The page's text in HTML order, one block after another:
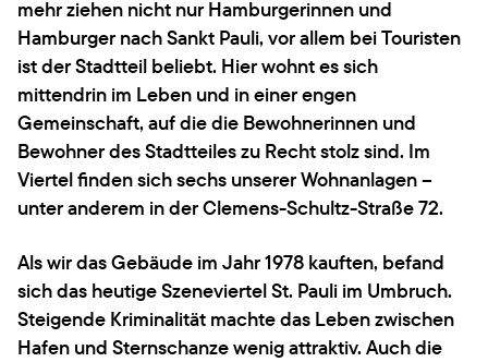
mehr ziehen nicht nur Hamburgerinnen und
Hamburger nach Sankt Pauli, vor allem bei Touristen
ist der Stadtteil beliebt. Hier wohnt es sich
mittendrin im Leben und in einer engen
Gemeinschaft, auf die die Bewohnerinnen und
Bewohner des Stadtteiles zu Recht stolz sind. Im
Viertel finden sich sechs unserer Wohnanlagen –
unter anderem in der Clemens-Schultz-Straße 72.
Als wir das Gebäude im Jahr 1978 kauften, befand
sich das heutige Szeneviertel St. Pauli im Umbruch.
Steigende Kriminalität machte das Leben zwischen
Hafen und Sternschanze wenig attraktiv. Auch die